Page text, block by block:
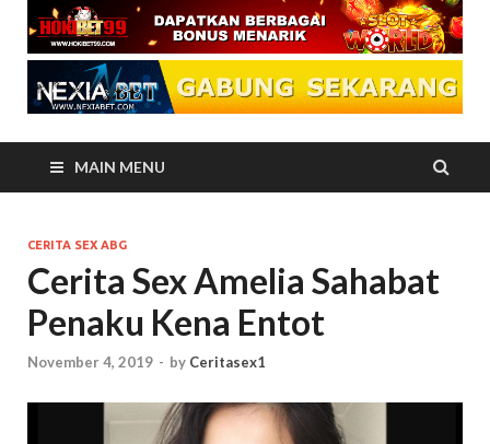
MAIN MENU
CERITA SEX ABG
Cerita Sex Amelia Sahabat
Penaku Kena Entot
November 4, 2019 - by Ceritasex1